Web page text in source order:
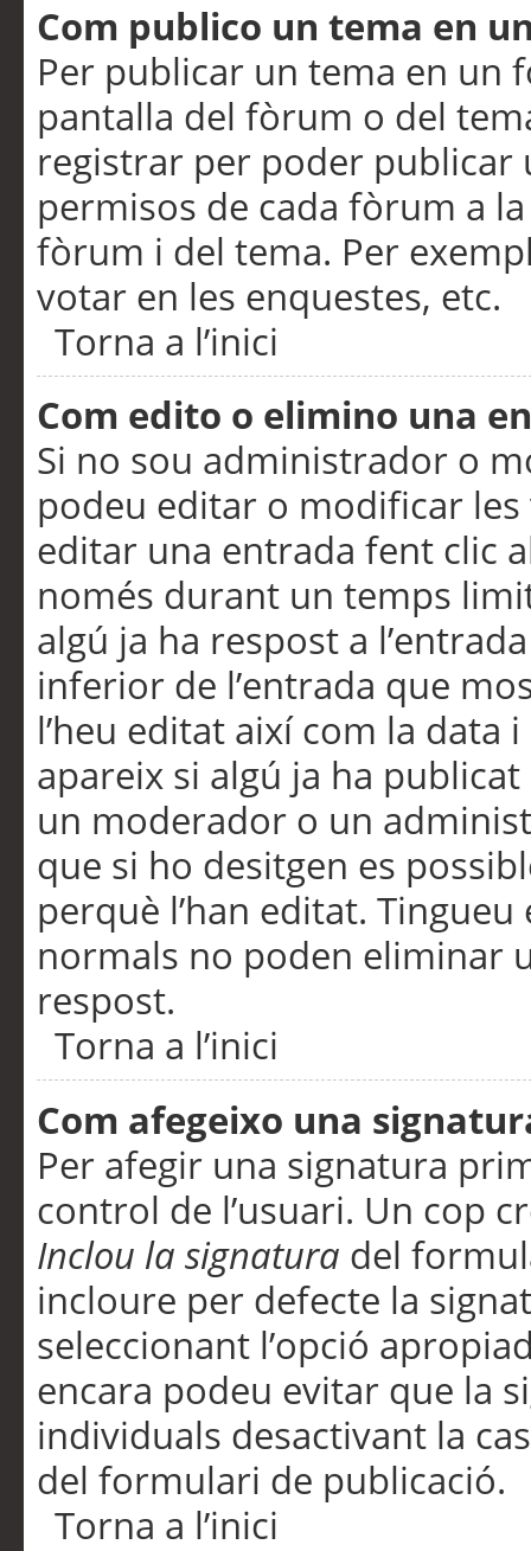
Com publico un tema en
Per publicar un tema en un
pantalla del fòrum o del
registrar per poder publicar
permisos de cada fòrum a
fòrum i del tema. Per
votar en les enquestes, etc.
Torna a l’inici
Com edito o elimino una
Si no sou administrador o
podeu editar o modificar
editar una entrada fent clic
només durant un temps
algú ja ha respost a
inferior de l’entrada que
l’heu editat així com la data
apareix si algú ja ha
un moderador o un
que si ho desitgen es
perquè l’han editat.
normals no poden eliminar
respost.
Torna a l’inici
Com afegeixo una
Per afegir una signatura
control de l’usuari. Un cop
Inclou la signatura del
incloure per defecte la
seleccionant l’opció
encara podeu evitar que la
individuals desactivant la
del formulari de publicació.
Torna a l’inici